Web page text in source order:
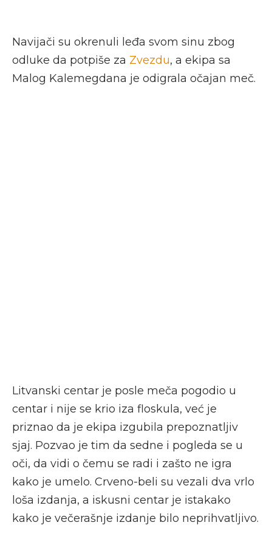
Navijači su okrenuli leđa svom sinu zbog
odluke da potpiše za Zvezdu, a ekipa sa
Malog Kalemegdana je odigrala očajan meč.
Litvanski centar je posle meča pogodio u
centar i nije se krio iza floskula, već je
priznao da je ekipa izgubila prepoznatljiv
sjaj. Pozvao je tim da sedne i pogleda se u
oči, da vidi o čemu se radi i zašto ne igra
kako je umelo. Crveno-beli su vezali dva vrlo
loša izdanja, a iskusni centar je istakako
kako je večerašnje izdanje bilo neprihvatljivo.